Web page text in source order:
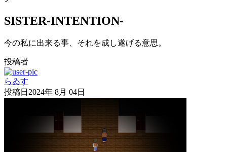
SISTER-INTENTION-
今の私に出来る事、それを成し遂げる意思。
投稿者
らゐす
投稿日 2024年 8月 04日